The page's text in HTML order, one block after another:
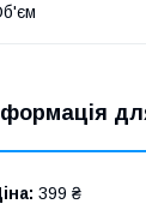
399 ₴